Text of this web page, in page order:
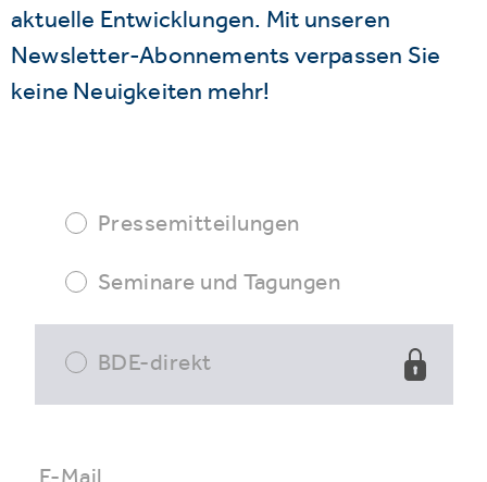
aktuelle Entwicklungen. Mit unseren
Newsletter-Abonnements verpassen Sie
keine Neuigkeiten mehr!
Pressemitteilungen
Seminare und Tagungen
BDE-direkt